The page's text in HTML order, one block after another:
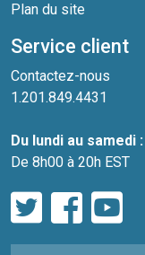
Plan du site
Service client
Contactez-nous
1.201.849.4431
Du lundi au samedi :
De 8h00 à 20h EST